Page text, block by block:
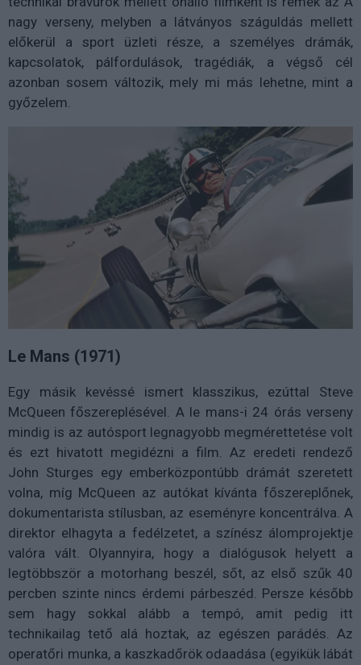
nagy verseny, melyben a látványos száguldás mellett
előkerül a sport üzleti része, a személyes drámák,
kapcsolatok, pálfordulások, tragédiák, a végső cél
azonban sosem változik, mely mi más lehetne, mint a
győzelem.
Le Mans (1971)
Egy másik kevéssé ismert klasszikus, ezúttal Steve
McQueen főszereplésével. A le mans-i 24 órás verseny
mindig is az autósport legnagyobb megmérettetése volt
és ezt hivatott megidézni a film. Az eredeti rendező
John Sturges egy emberközpontúbb drámát szeretett
volna, míg McQueen az autókat kívánta főszereplőnek,
dokumentarista stílusban, az eseményre koncentrálva. A
direktor elhagyta a fedélzetet, a színész álomprojektje
valóra vált. Olyannyira, hogy a dialógusok helyett a
legtöbbször a motorhang beszél, sőt, az első szűk 40
percben szinte nincs érdemi párbeszéd. Persze később
sem hagy sokkal alább a tempó, amit pedig itt
technikailag tető alá hoztak, az egészen parádés. Az
operatőri munka, a kaszkadőrök odaadása (egyikük lábát